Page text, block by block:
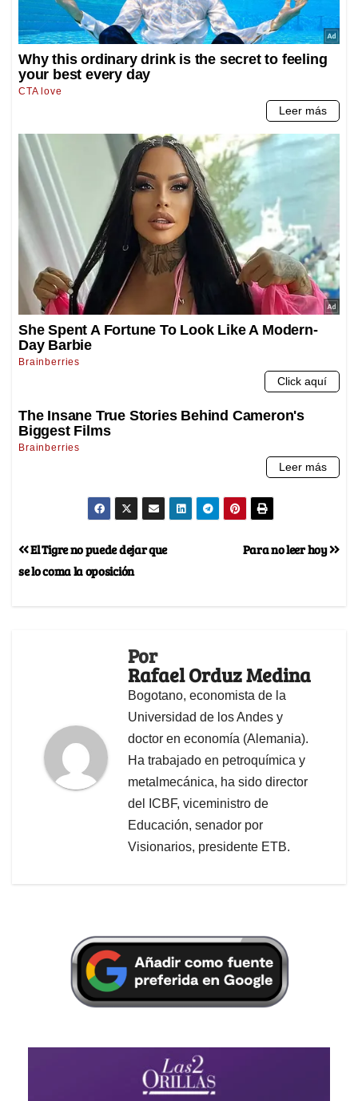
Para no leer hoy
El Tigre no puede dejar que
se lo coma la oposición
Por
Rafael Orduz Medina
Bogotano, economista de la
Universidad de los Andes y
doctor en economía (Alemania).
Ha trabajado en petroquímica y
metalmecánica, ha sido director
del ICBF, viceministro de
Educación, senador por
Visionarios, presidente ETB.